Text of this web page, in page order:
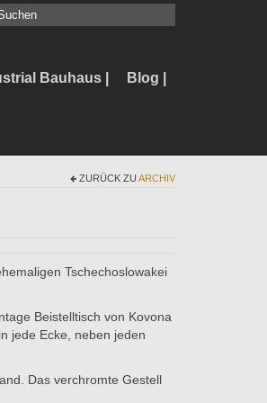
Bauhaus | Blog |
ZURÜCK ZU ARCHIV
Tschechoslowakei
Beistelltisch von Kovona
jede Ecke, neben jeden
Das verchromte Gestell